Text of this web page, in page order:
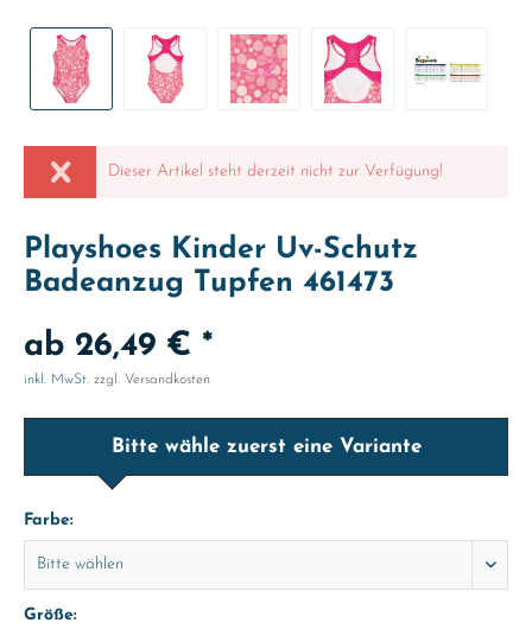
Dieser Artikel steht derzeit nicht zur Verfügung!
Playshoes Kinder Uv-Schutz
Badeanzug Tupfen 461473
ab 26,49 € *
inkl. MwSt. zzgl. Versandkosten
Bitte wähle zuerst eine Variante
Farbe:
Größe: